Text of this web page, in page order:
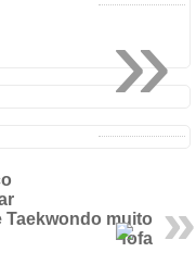
Taekwondo muito
fofa
»